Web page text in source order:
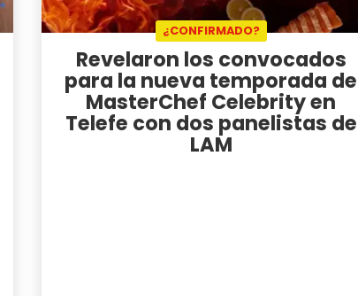
¿CONFIRMADO?
Revelaron los convocados
para la nueva temporada de
MasterChef Celebrity en
Telefe con dos panelistas de
LAM